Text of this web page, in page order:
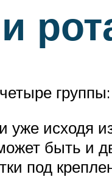
группы:
уже исходя
быть и
под